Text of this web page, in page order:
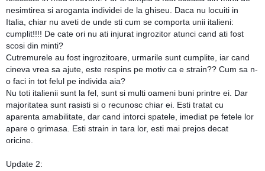
nesimtirea si aroganta individei de la ghiseu. Daca nu locuiti in
Italia, chiar nu aveti de unde sti cum se comporta unii italieni:
cumplit!!!! De cate ori nu ati injurat ingrozitor atunci cand ati fost
scosi din minti?
Cutremurele au fost ingrozitoare, urmarile sunt cumplite, iar cand
cineva vrea sa ajute, este respins pe motiv ca e strain?? Cum sa n-
o faci in tot felul pe individa aia?
Nu toti italienii sunt la fel, sunt si multi oameni buni printre ei. Dar
majoritatea sunt rasisti si o recunosc chiar ei. Esti tratat cu
aparenta amabilitate, dar cand intorci spatele, imediat pe fetele lor
apare o grimasa. Esti strain in tara lor, esti mai prejos decat
oricine.
Update 2: